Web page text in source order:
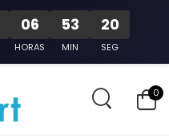
06
HORAS
53
MIN
19
SEG
0